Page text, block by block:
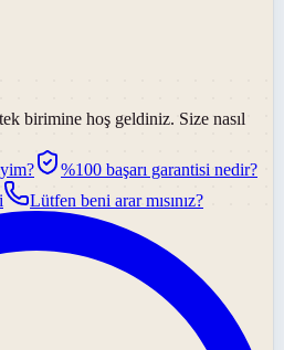
birimine hoş geldiniz. Size nasıl
%100 başarı garantisi nedir?
Lütfen beni arar mısınız?